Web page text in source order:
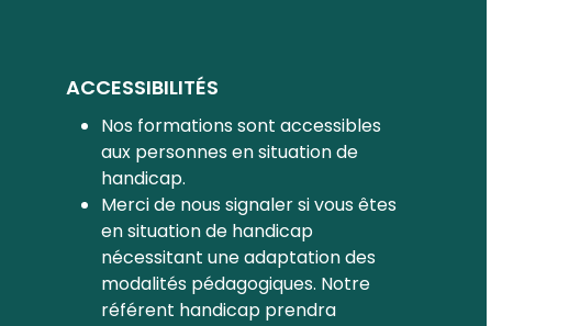
ACCESSIBILITÉS
Nos formations sont accessibles
aux personnes en situation de
handicap.
Merci de nous signaler si vous êtes
en situation de handicap
nécessitant une adaptation des
modalités pédagogiques. Notre
référent handicap prendra